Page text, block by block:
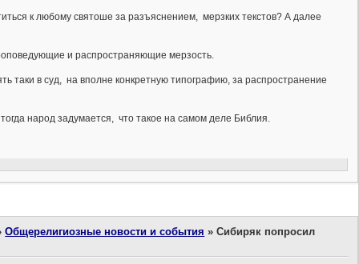
к любому святоше за разъяснением, мерзких текстов? А далее
и распространяющие мерзость.
в суд, на вполне конкретную типографию, за распространение
народ задумается, что такое на самом деле Библия.
Общерелигиозные новости и события »Сибиряк попросил